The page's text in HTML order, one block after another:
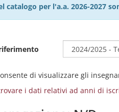
catalogo per l'a.a. 2026-2027
di visualizzare gli
i dati relativi ad anni di